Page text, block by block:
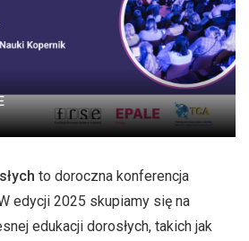
to doroczna konferencja
edycji 2025 skupiamy się na
edukacji dorosłych, takich jak